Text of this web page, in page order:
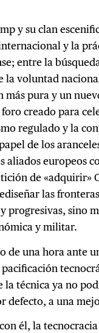
y su clan
y la
entre la
la voluntad
más pura y un
creado para
regulado y la
de los
aliados europeos
de «adquirir»
las
progresivas, sino
y militar.
de una hora ante
pacificación
la técnica ya no
defecto, a una
él, la